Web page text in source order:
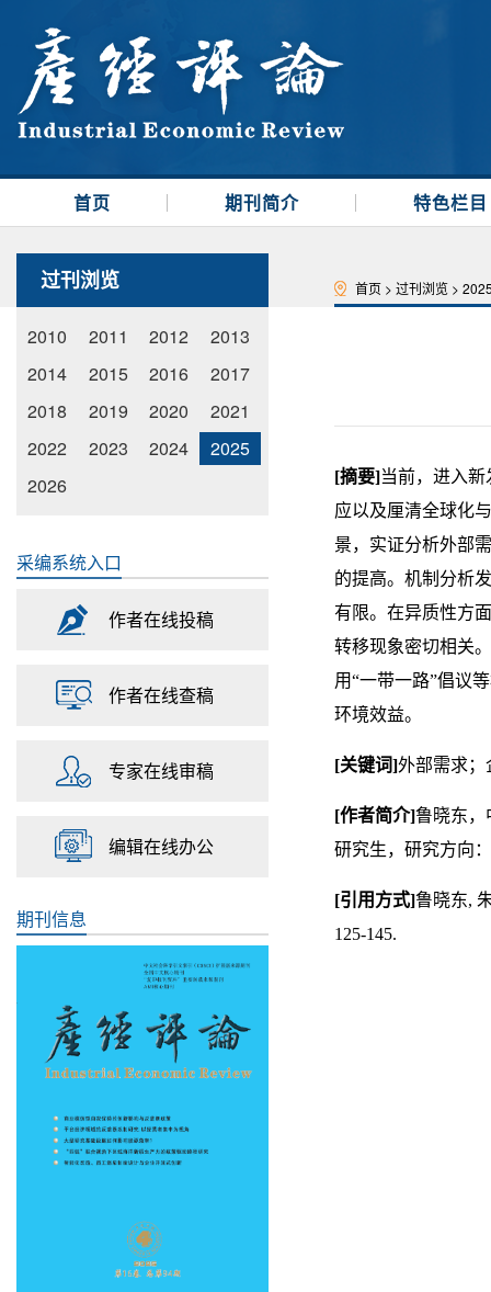
首页 期刊简介 特色栏目
过刊浏览
2010 2011 2012
2013
2014
2015 2016
2017
2018
2019 2020
2021
2022
2023 2024
2025
2026
采编系统入口
作者在线投稿
作者在线查稿
专家在线审稿
编辑在线办公
期刊信息
首页 > 过刊浏览 >
[摘要]当前，进入
应以及厘清全球化
景，实证分析外部
的提高。机制分析
有限。在异质性方
转移现象密切相关
用“一带一路”倡议
环境效益。
[关键词]外部需求；
[作者简介]鲁晓东，
研究生，研究方向
[引用方式]鲁晓东,
125-145.